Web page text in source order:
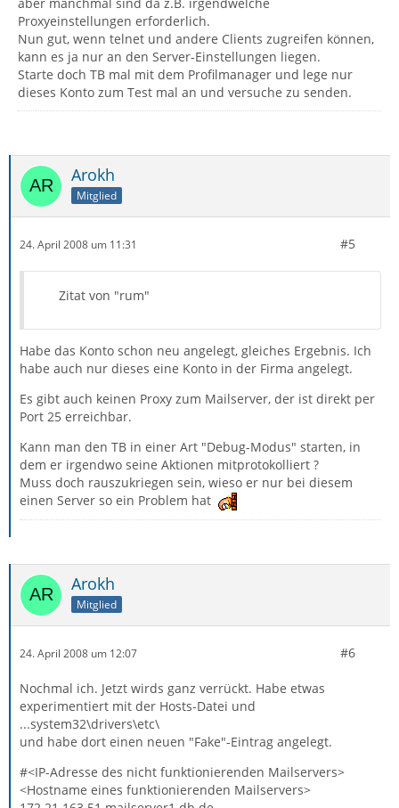
Proxyeinstellungen erforderlich.
Nun gut, wenn telnet und andere Clients zugreifen können,
kann es ja nur an den Server-Einstellungen liegen.
Starte doch TB mal mit dem Profilmanager und lege nur
dieses Konto zum Test mal an und versuche zu senden.
Arokh
Mitglied
24. April 2008 um 11:31 #5
Zitat von "rum"
Habe das Konto schon neu angelegt, gleiches Ergebnis. Ich
habe auch nur dieses eine Konto in der Firma angelegt.
Es gibt auch keinen Proxy zum Mailserver, der ist direkt per
Port 25 erreichbar.
Kann man den TB in einer Art "Debug-Modus" starten, in
dem er irgendwo seine Aktionen mitprotokolliert ?
Muss doch rauszukriegen sein, wieso er nur bei diesem
einen Server so ein Problem hat
Arokh
Mitglied
24. April 2008 um 12:07 #6
Nochmal ich. Jetzt wirds ganz verrückt. Habe etwas
experimentiert mit der Hosts-Datei und
...system32\drivers\etc\
und habe dort einen neuen "Fake"-Eintrag angelegt.
#<IP-Adresse des nicht funktionierenden Mailservers>
<Hostname eines funktionierenden Mailservers>